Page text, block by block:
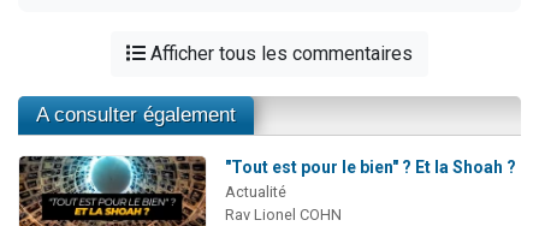
Afficher tous les commentaires
A consulter également
"Tout est pour le bien" ? Et la Shoah ?
Actualité
Rav Lionel COHN